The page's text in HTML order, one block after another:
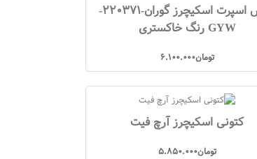
کفش اسپرت اسکیچرز گوران-220371-
GYW رنگ خاکستری
تومان6.100.000
کتونی اسکیچرز آرچ فیت
تومان5.850.000